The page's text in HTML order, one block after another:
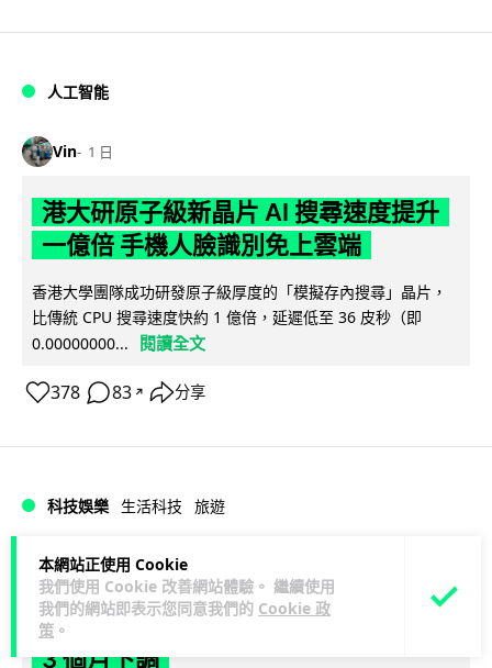
本網站正使用 Cookie
我們使用 Cookie 改善網站體驗。 繼續使用
我們的網站即表示您同意我們的 Cookie 政
策 。
人工智能
Vin 1 日
港大研原子級新晶片 AI 搜尋速度提升
一億倍 手機人臉識別免上雲端
香港大學團隊成功研發原子級厚度的「模擬存內搜尋」晶片，
比傳統 CPU 搜尋速度快約 1 億倍，延遲低至 36 皮秒（即
0.00000000...
閱讀全文
378 83 ↗ 分享
科技娛樂 生活科技 旅遊
Lawton 1 日
中國大陸航線燃油附加費今日再降 連續
3 個月下調